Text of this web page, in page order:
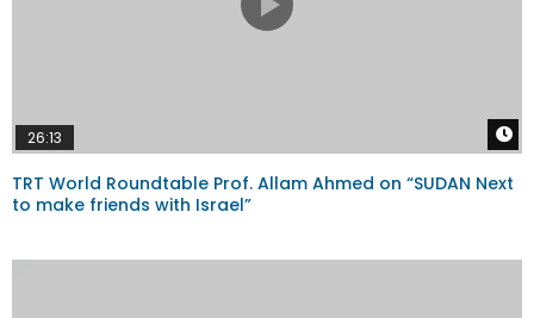
26:13
TRT World Roundtable Prof. Allam Ahmed on “SUDAN Next
to make friends with Israel”